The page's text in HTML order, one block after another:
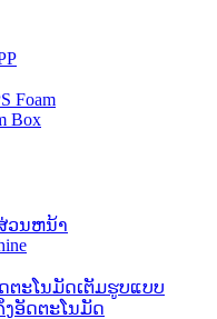
Foam
Box
ວນຫນ້າ
ຕະໂນມັດເຕັມຮູບແບບ
ງອັດຕະໂນມັດ